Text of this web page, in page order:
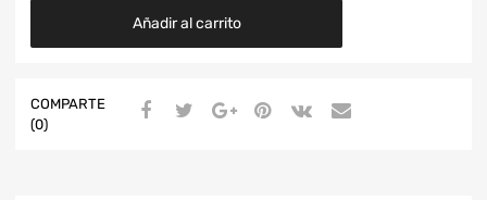
Añadir al carrito
COMPARTE
(0)